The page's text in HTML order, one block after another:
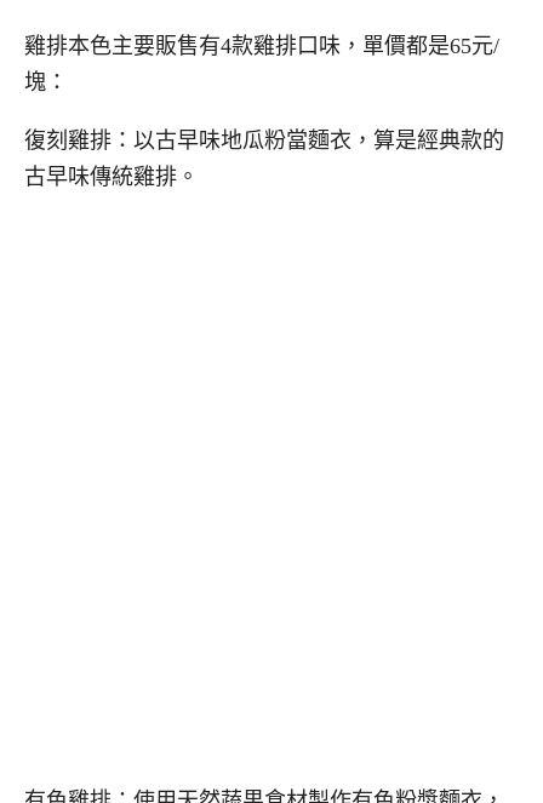
雞排本色主要販售有4款雞排口味，單價都是65元/
塊：
復刻雞排：以古早味地瓜粉當麵衣，算是經典款的
古早味傳統雞排。